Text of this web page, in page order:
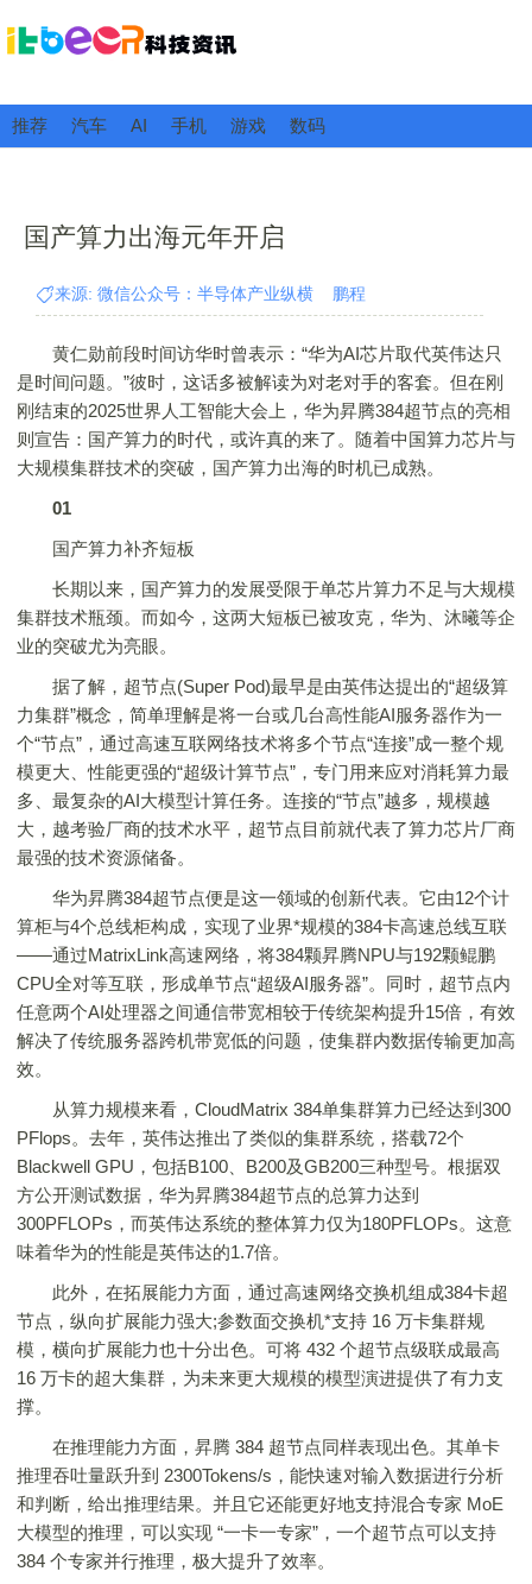
推荐 汽车 AI 手机 游戏 数码
国产算力出海元年开启
来源: 微信公众号：半导体产业纵横 鹏程
黄仁勋前段时间访华时曾表示：“华为AI芯片取代英伟达只
是时间问题。”彼时，这话多被解读为对老对手的客套。但在刚
刚结束的2025世界人工智能大会上，华为昇腾384超节点的亮相
则宣告：国产算力的时代，或许真的来了。随着中国算力芯片与
大规模集群技术的突破，国产算力出海的时机已成熟。
01
国产算力补齐短板
长期以来，国产算力的发展受限于单芯片算力不足与大规模
集群技术瓶颈。而如今，这两大短板已被攻克，华为、沐曦等企
业的突破尤为亮眼。
据了解，超节点(Super Pod)最早是由英伟达提出的“超级算
力集群”概念，简单理解是将一台或几台高性能AI服务器作为一
个“节点”，通过高速互联网络技术将多个节点“连接”成一整个规
模更大、性能更强的“超级计算节点”，专门用来应对消耗算力最
多、最复杂的AI大模型计算任务。连接的“节点”越多，规模越
大，越考验厂商的技术水平，超节点目前就代表了算力芯片厂商
最强的技术资源储备。
华为昇腾384超节点便是这一领域的创新代表。它由12个计
算柜与4个总线柜构成，实现了业界*规模的384卡高速总线互联
——通过MatrixLink高速网络，将384颗昇腾NPU与192颗鲲鹏
CPU全对等互联，形成单节点“超级AI服务器”。同时，超节点内
任意两个AI处理器之间通信带宽相较于传统架构提升15倍，有效
解决了传统服务器跨机带宽低的问题，使集群内数据传输更加高
效。
从算力规模来看，CloudMatrix 384单集群算力已经达到300
PFlops。去年，英伟达推出了类似的集群系统，搭载72个
Blackwell GPU，包括B100、B200及GB200三种型号。根据双
方公开测试数据，华为昇腾384超节点的总算力达到
300PFLOPs，而英伟达系统的整体算力仅为180PFLOPs。这意
味着华为的性能是英伟达的1.7倍。
此外，在拓展能力方面，通过高速网络交换机组成384卡超
节点，纵向扩展能力强大;参数面交换机*支持 16 万卡集群规
模，横向扩展能力也十分出色。可将 432 个超节点级联成最高
16 万卡的超大集群，为未来更大规模的模型演进提供了有力支
撑。
在推理能力方面，昇腾 384 超节点同样表现出色。其单卡
推理吞吐量跃升到 2300Tokens/s，能快速对输入数据进行分析
和判断，给出推理结果。并且它还能更好地支持混合专家 MoE
大模型的推理，可以实现 “一卡一专家”，一个超节点可以支持
384 个专家并行推理，极大提升了效率。